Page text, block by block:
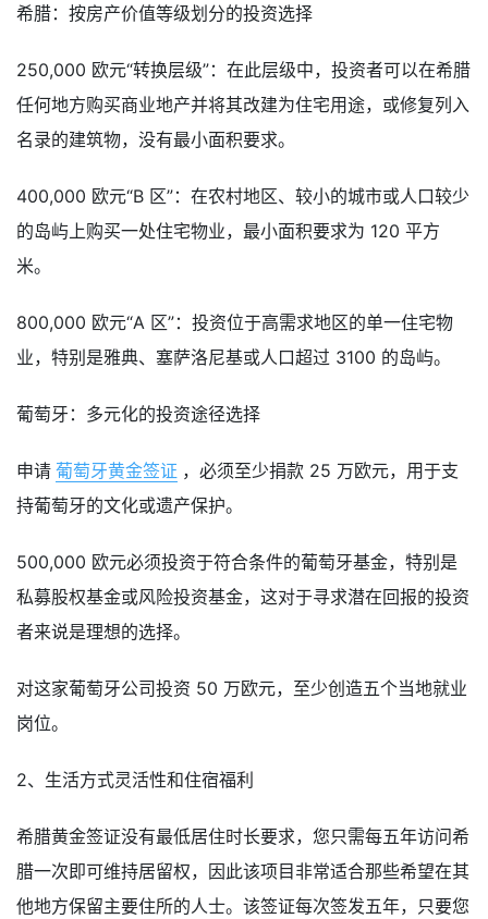
希腊：按房产价值等级划分的投资选择
250,000 欧元“转换层级”：在此层级中，投资者可以在希腊
任何地方购买商业地产并将其改建为住宅用途，或修复列入
名录的建筑物，没有最小面积要求。
400,000 欧元“B 区”：在农村地区、较小的城市或人口较少
的岛屿上购买一处住宅物业，最小面积要求为 120 平方
米。
800,000 欧元“A 区”：投资位于高需求地区的单一住宅物
业，特别是雅典、塞萨洛尼基或人口超过 3100 的岛屿。
葡萄牙：多元化的投资途径选择
申请 葡萄牙黄金签证 ，必须至少捐款 25 万欧元，用于支
持葡萄牙的文化或遗产保护。
500,000 欧元必须投资于符合条件的葡萄牙基金，特别是
私募股权基金或风险投资基金，这对于寻求潜在回报的投资
者来说是理想的选择。
对这家葡萄牙公司投资 50 万欧元，至少创造五个当地就业
岗位。
2、生活方式灵活性和住宿福利
希腊黄金签证没有最低居住时长要求，您只需每五年访问希
腊一次即可维持居留权，因此该项目非常适合那些希望在其
他地方保留主要住所的人士。该签证每次签发五年，只要您